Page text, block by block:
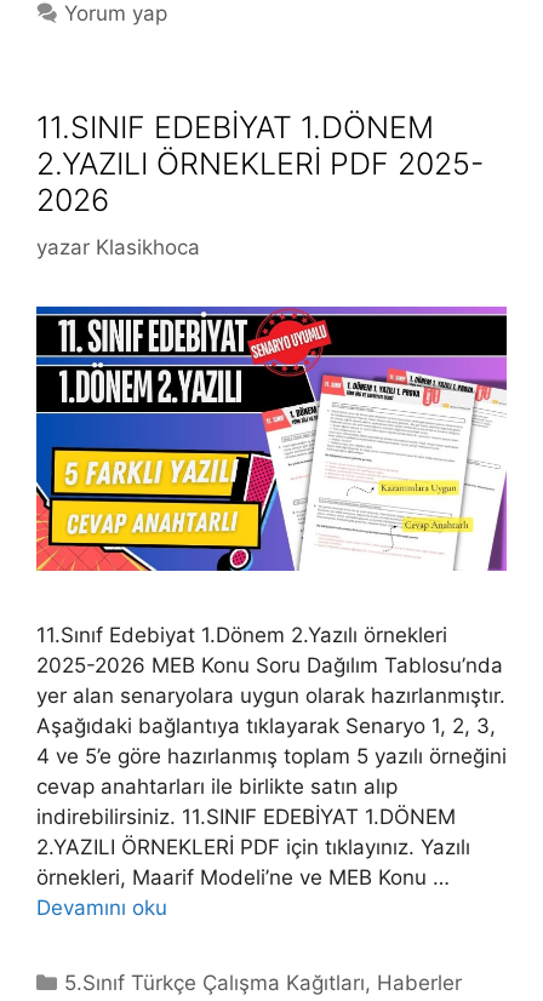
Yorum yap
11.SINIF EDEBİYAT 1.DÖNEM
2.YAZILI ÖRNEKLERİ PDF 2025-
2026
yazar Klasikhoca
11.Sınıf Edebiyat 1.Dönem 2.Yazılı örnekleri
2025-2026 MEB Konu Soru Dağılım Tablosu’nda
yer alan senaryolara uygun olarak hazırlanmıştır.
Aşağıdaki bağlantıya tıklayarak Senaryo 1, 2, 3,
4 ve 5’e göre hazırlanmış toplam 5 yazılı örneğini
cevap anahtarları ile birlikte satın alıp
indirebilirsiniz. 11.SINIF EDEBİYAT 1.DÖNEM
2.YAZILI ÖRNEKLERİ PDF için tıklayınız. Yazılı
örnekleri, Maarif Modeli’ne ve MEB Konu …
Devamını oku
Kategoriler
5.Sınıf Türkçe Çalışma Kağıtları, Haberler